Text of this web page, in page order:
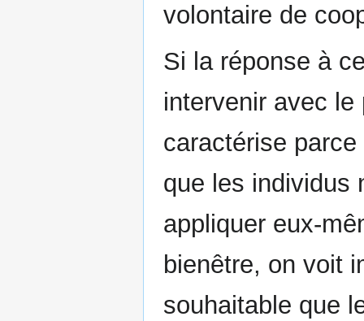
volontaire de
Si la réponse à
intervenir avec
caractérise parce
que les individus
appliquer eux-
bienêtre, on voit
souhaitable que